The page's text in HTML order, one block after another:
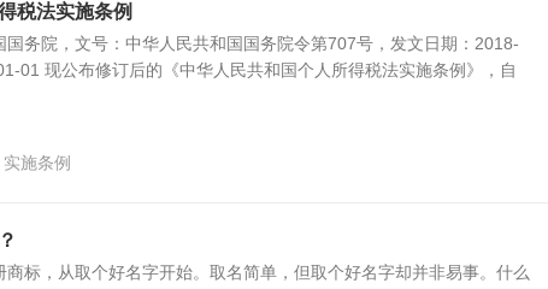
税法实施条例
国务院，文号：中华人民共和国国务院令第707号，发文日期：2018-
01 现公布修订后的《中华人民共和国个人所得税法实施条例》，自
实施条例
标，从取个好名字开始。取名简单，但取个好名字却并非易事。什么